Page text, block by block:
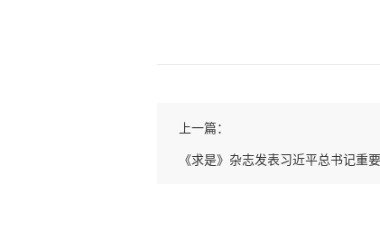
上一篇：
《求是》杂志发表习近平总书记重